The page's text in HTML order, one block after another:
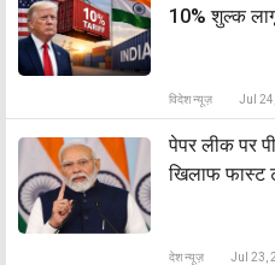
10% शुल्क
विदेश न्यूज़ Jul
पेपर लीक पर
खिलाफ फास्ट
देश न्यूज़ Jul 23,